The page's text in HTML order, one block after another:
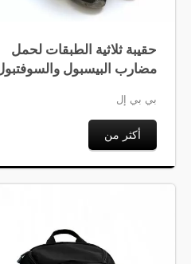
حقيبة ثلاثية الطبقات لحمل
مضارب البيسبول والسوفتبول
بي بي إل
أكثر من